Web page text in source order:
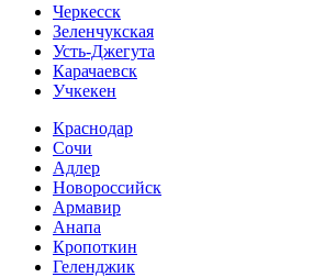
Черкесск
Зеленчукская
Усть-Джегута
Карачаевск
Учкекен
Краснодар
Сочи
Адлер
Новороссийск
Армавир
Анапа
Кропоткин
Геленджик